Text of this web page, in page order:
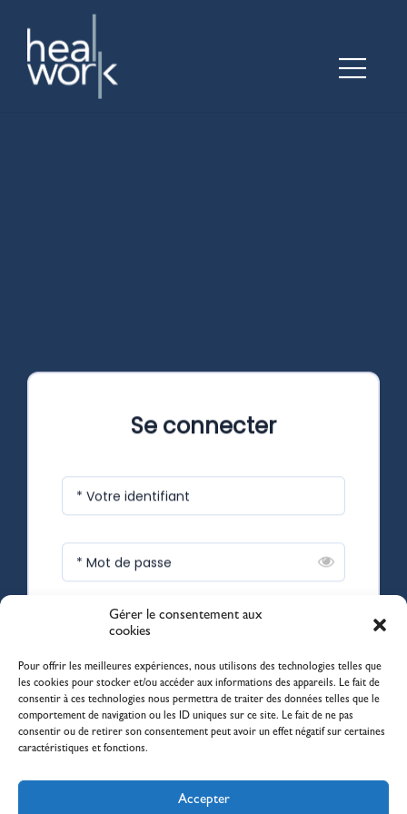
Gérer le consentement aux
cookies
Pour offrir les meilleures expériences, nous utilisons des technologies telles que
les cookies pour stocker et/ou accéder aux informations des appareils. Le fait de
consentir à ces technologies nous permettra de traiter des données telles que le
comportement de navigation ou les ID uniques sur ce site. Le fait de ne pas
consentir ou de retirer son consentement peut avoir un effet négatif sur certaines
caractéristiques et fonctions.
Accepter
Se connecter
* Votre identifiant
* Mot de passe
Se souvenir de moi
SE CONNECTER